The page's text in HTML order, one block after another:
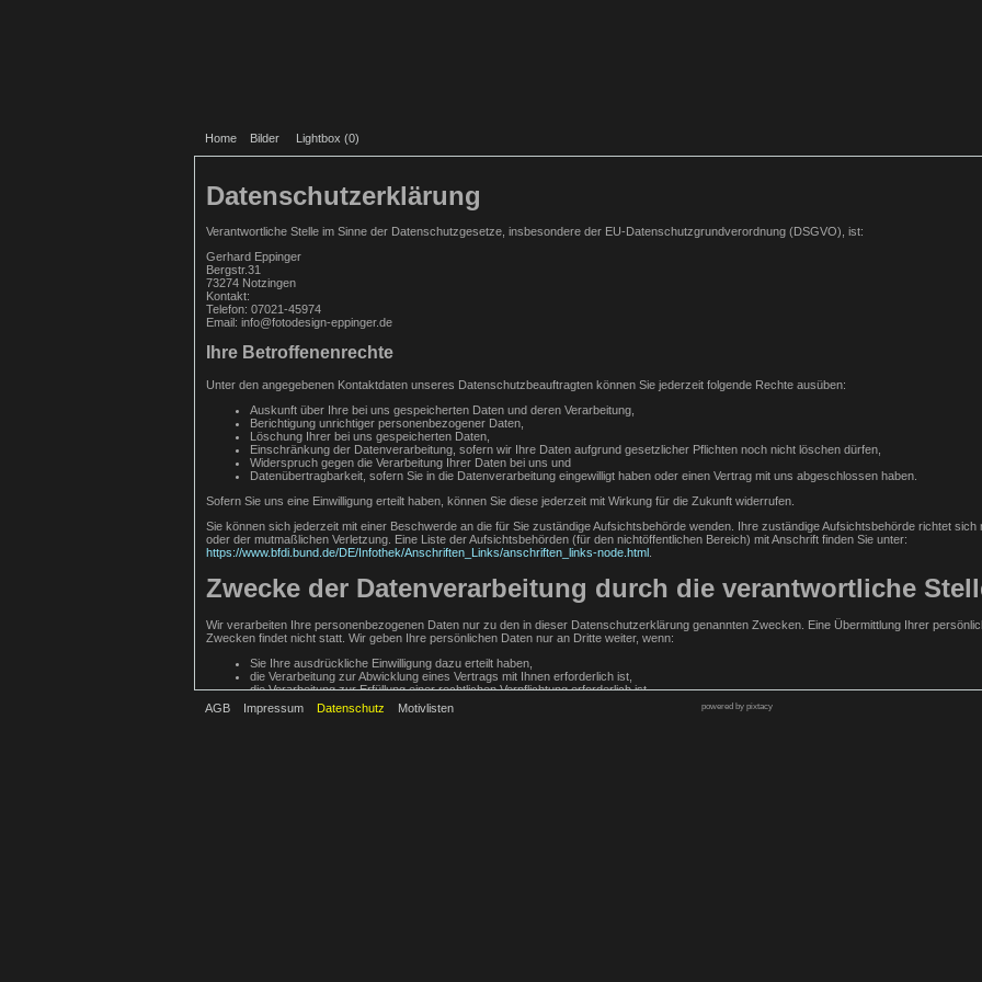
Home Bilder Lightbox (0)
AGB Impressum Datenschutz Motivlisten powered by pixtacy
Datenschutzerklärung
Verantwortliche Stelle im Sinne der Datenschutzgesetze, insbesondere der EU-Datenschutzgrundverordnung (DSGVO), ist:
Gerhard Eppinger
Bergstr.31
73274 Notzingen
Kontakt:
Telefon: 07021-45974
Email: info@fotodesign-eppinger.de
Ihre Betroffenenrechte
Unter den angegebenen Kontaktdaten unseres Datenschutzbeauftragten können Sie jederzeit folgende Rechte ausüben:
Auskunft über Ihre bei uns gespeicherten Daten und deren Verarbeitung,
Berichtigung unrichtiger personenbezogener Daten,
Löschung Ihrer bei uns gespeicherten Daten,
Einschränkung der Datenverarbeitung, sofern wir Ihre Daten aufgrund gesetzlicher Pflichten noch nicht löschen dürfen,
Widerspruch gegen die Verarbeitung Ihrer Daten bei uns und
Datenübertragbarkeit, sofern Sie in die Datenverarbeitung eingewilligt haben oder einen Vertrag mit uns abgeschlossen haben.
Sofern Sie uns eine Einwilligung erteilt haben, können Sie diese jederzeit mit Wirkung für die Zukunft widerrufen.
Sie können sich jederzeit mit einer Beschwerde an die für Sie zuständige Aufsichtsbehörde wenden. Ihre zuständige Aufsichtsbehörde richtet
oder der mutmaßlichen Verletzung. Eine Liste der Aufsichtsbehörden (für den nichtöffentlichen Bereich) mit Anschrift finden Sie unter:
https://www.bfdi.bund.de/DE/Infothek/Anschriften_Links/anschriften_links-node.html
Zwecke der Datenverarbeitung durch die verantwortliche
Wir verarbeiten Ihre personenbezogenen Daten nur zu den in dieser Datenschutzerklärung genannten Zwecken. Eine Übermittlung Ihrer
Zwecken findet nicht statt. Wir geben Ihre persönlichen Daten nur an Dritte weiter, wenn:
Sie Ihre ausdrückliche Einwilligung dazu erteilt haben,
die Verarbeitung zur Abwicklung eines Vertrags mit Ihnen erforderlich ist,
die Verarbeitung zur Erfüllung einer rechtlichen Verpflichtung erforderlich ist,
die Verarbeitung zur Wahrung berechtigter Interessen erforderlich ist und kein Grund zur Annahme besteht, dass Sie ein überwiegendes